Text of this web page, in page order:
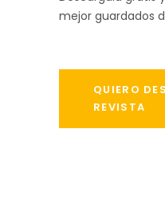
mejor guardados
QUIERO
REVISTA